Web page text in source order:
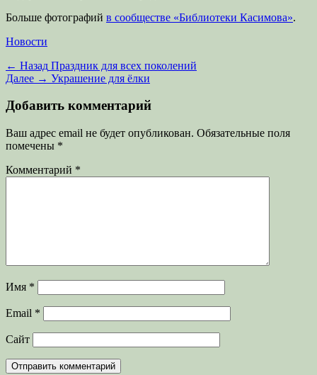
Больше фотографий в сообществе «Библиотеки Касимова».
Категории
Новости
Навигация
по
записям
← Назад Предыдущая
запись:
Праздник для всех поколений
Далее → Следующая
Украшение для ёлки
Добавить комментарий
Ваш адрес email не будет опубликован. Обязательные поля
помечены *
Комментарий *
Имя *
Email *
Сайт